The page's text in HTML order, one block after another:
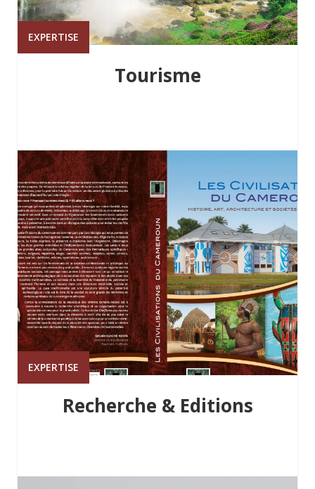
EXPERTISE
Tourisme
EXPERTISE
Recherche & Editions